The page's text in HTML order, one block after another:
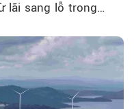
lãi sang lỗ trong